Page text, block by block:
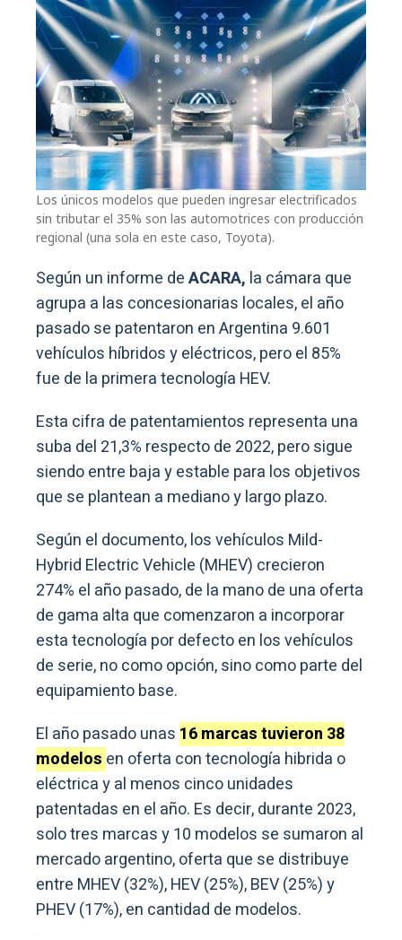
Los únicos modelos que pueden ingresar electrificados
sin tributar el 35% son las automotrices con producción
regional (una sola en este caso, Toyota).
Según un informe deACARA, la cámara que
agrupa a las concesionarias locales, el año
pasado se patentaron en Argentina 9.601
vehículos híbridos y eléctricos, pero el 85%
fue de la primera tecnología HEV.
Esta cifra de patentamientos representa una
suba del 21,3% respecto de 2022, pero sigue
siendo entre baja y estable para los objetivos
que se plantean a mediano y largo plazo.
Según el documento, los vehículos Mild-
Hybrid Electric Vehicle (MHEV) crecieron
274% el año pasado, de la mano de una oferta
de gama alta que comenzaron a incorporar
esta tecnología por defecto en los vehículos
de serie, no como opción, sino como parte del
equipamiento base.
El año pasado unas 16 marcas tuvieron 38
modelos en oferta con tecnología hibrida o
eléctrica y al menos cinco unidades
patentadas en el año. Es decir, durante 2023,
solo tres marcas y 10 modelos se sumaron al
mercado argentino, oferta que se distribuye
entre MHEV (32%), HEV (25%), BEV (25%) y
PHEV (17%), en cantidad de modelos.